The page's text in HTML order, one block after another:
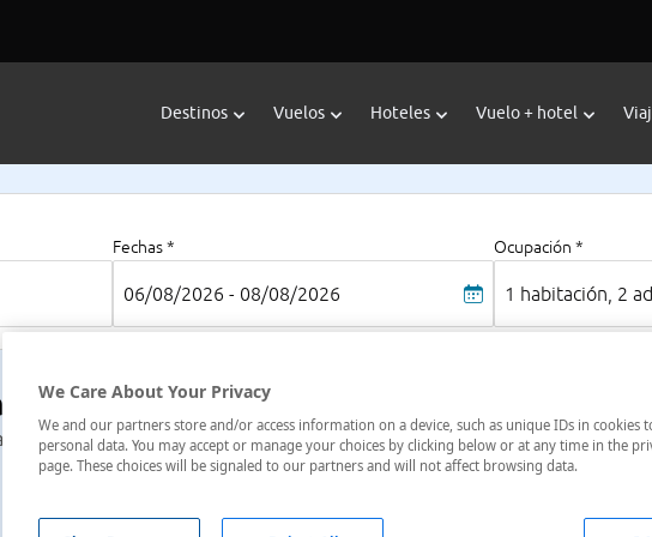
Destinos Vuelos Hoteles Vuelo + hotel
Fechas *
06/08/2026 - 08/08/2026
Ocupación *
1 habitación, 2
Aeropuerto
We Care About Your Privacy
We and our partners store and/or access information on a device, such as unique IDs in cookies
personal data. You may accept or manage your choices by clicking below or at any time in the
page. These choices will be signaled to our partners and will not affect browsing data.